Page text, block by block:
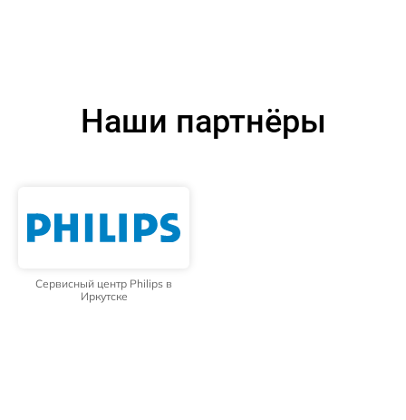
Наши партнёры
Сервисный центр Philips в
Иркутске